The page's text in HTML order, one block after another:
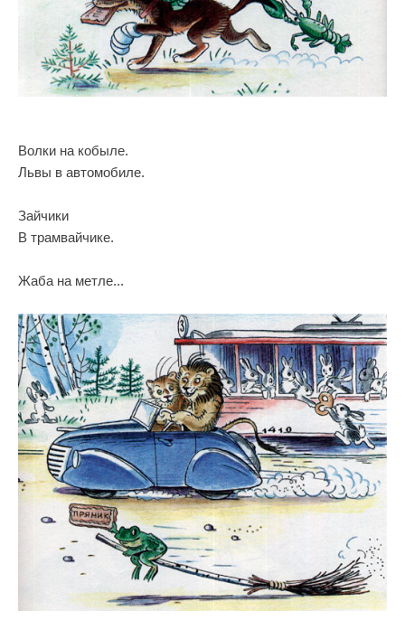
Волки на кобыле.
Львы в автомобиле.
Зайчики
В трамвайчике.
Жаба на метле...